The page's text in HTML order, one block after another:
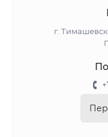
г. Тимашевск